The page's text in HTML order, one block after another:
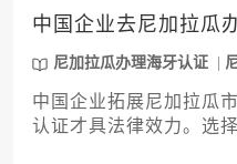
成功的关键步骤之一。
中国企业去尼加拉瓜
尼加拉瓜办理海牙认证
中国企业拓展尼加拉瓜
认证才具法律效力。选